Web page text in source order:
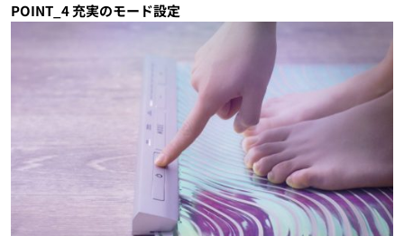
POINT_4 充実のモード設定